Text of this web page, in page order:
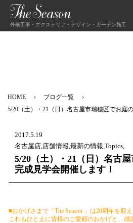
外構工事・エクステリア・デザイン・ガーデン施工
HOME
ブログ一覧
5/20（土）・21（日）名古屋市瑞穂区でお庭
2017.5.19
名古屋店,店舗情報,最新の情報,Topics,
5/20（土）・21（日）名古
完成見学会開催します！
■おかげさまで「The Season 」は20周年を迎
これもひとえに皆様のご愛顧のおかげと、